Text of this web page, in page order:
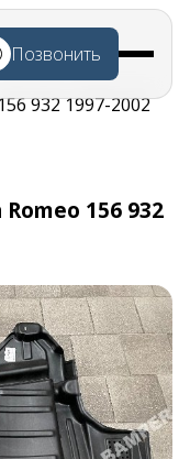
Позвонить
932 1997-2002
156 932